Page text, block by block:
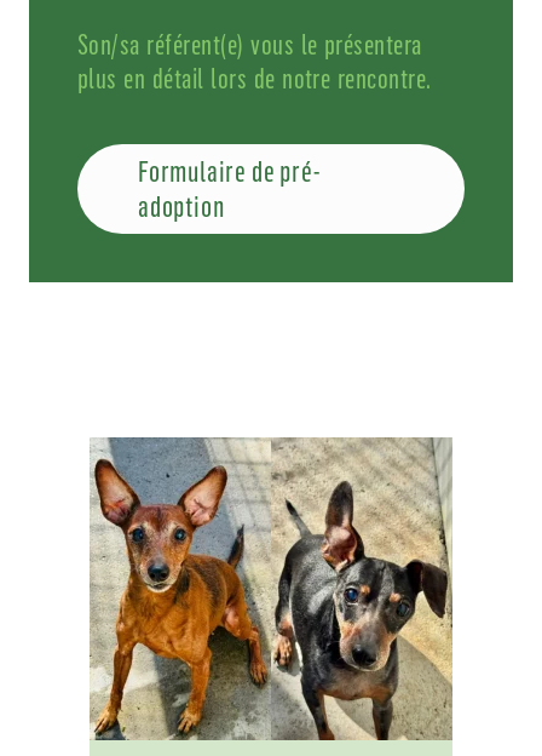
Son/sa référent(e) vous le présentera
plus en détail lors de notre rencontre.
Formulaire de pré-
adoption